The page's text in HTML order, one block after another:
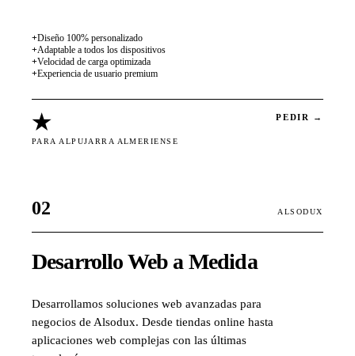
+Diseño 100% personalizado
+Adaptable a todos los dispositivos
+Velocidad de carga optimizada
+Experiencia de usuario premium
★
PARA ALPUJARRA ALMERIENSE
PEDIR →
02 ALSODUX
Desarrollo Web a Medida
Desarrollamos soluciones web avanzadas para
negocios de Alsodux. Desde tiendas online hasta
aplicaciones web complejas con las últimas